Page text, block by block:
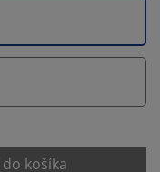
košíka